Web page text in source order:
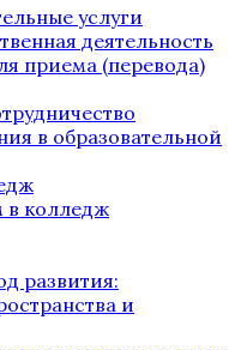
услуги
деятельность
приема (перевода)
в образовательной
колледж
развития:
и